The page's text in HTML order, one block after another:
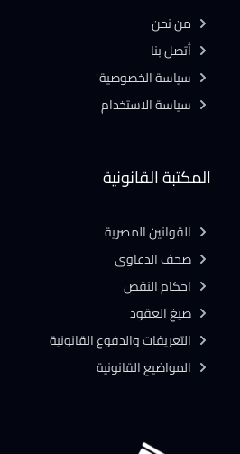
المكتبة القانونية
القوانين المصرية
صحف الدعاوى
احكام النقض
صيغ العقود
التعريفات والدفوع القانونية
المواضيع القانونية
من نحن
أتصل بنا
سياسة الخصوصية
سياسة الاستخدام